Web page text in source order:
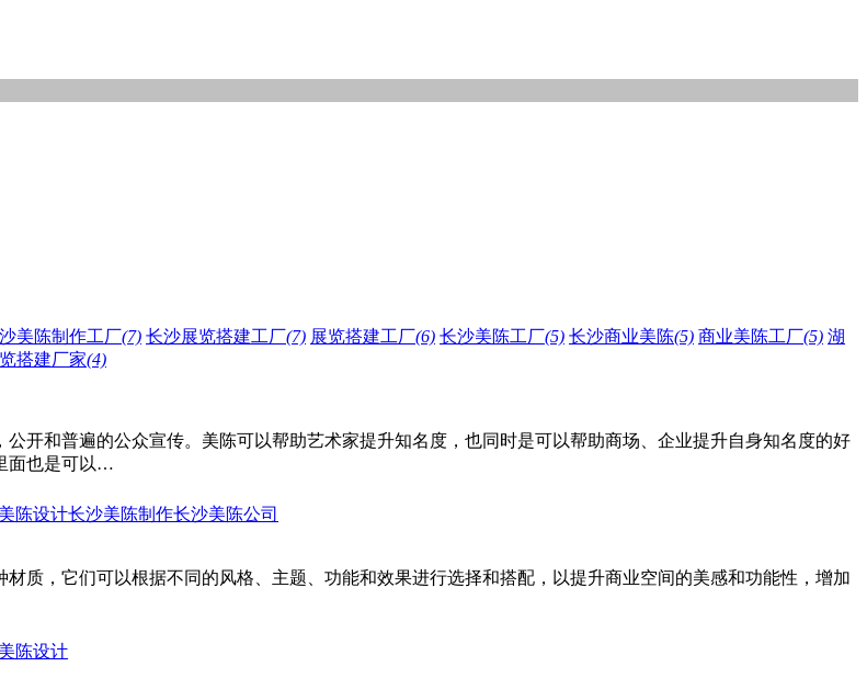
美陈制作工厂(7) 长沙展览搭建工厂(7) 展览搭建工厂(6) 长沙美陈工厂(5) 长沙商业美陈(5) 商业美陈工厂(5) 湖
搭建厂家(4)
开和普遍的公众宣传。美陈可以帮助艺术家提升知名度，也同时是可以帮助商场、企业提升自身知名度的好
面也是可以…
陈设计长沙美陈制作长沙美陈公司
质，它们可以根据不同的风格、主题、功能和效果进行选择和搭配，以提升商业空间的美感和功能性，增加
陈设计